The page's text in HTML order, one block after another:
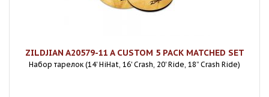
ZILDJIAN A20579-11 A CUSTOM 5 PACK MATCHED SET
Набор тарелок (14' HiHat, 16' Crash, 20' Ride, 18” Crash Ride)